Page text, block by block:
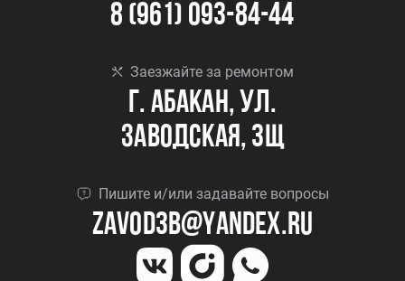
8 (961) 093-84-44
Заезжайте за ремонтом
г. Абакан, ул.
Заводская, 3Щ
Пишите и/или задавайте вопросы
Zavod3b@yandex.ru